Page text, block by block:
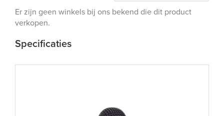
Er zijn geen winkels bij ons bekend die dit product
verkopen.
Specificaties